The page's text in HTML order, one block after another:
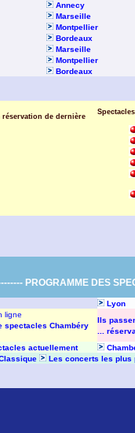
Annecy
Marseille
Montpellier
Bordeaux
Marseille
Montpellier
Bordeaux
de dernière
PROGRAMME DES
Lyon
ligne
spectacles Chambéry
Ils
...
actuellement
Les concerts les plus